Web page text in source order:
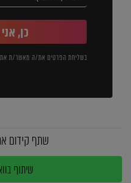
כן,
בשליחת הפרטים את/ה מאשר/ת את
שתף קידום
שיתוף